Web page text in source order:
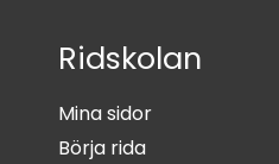
Ridskolan
Mina sidor
Börja rida